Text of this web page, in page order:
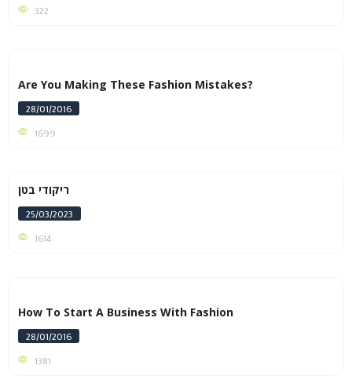
322
Are You Making These Fashion Mistakes?
28/01/2016
1699
ריקודי בטן
25/03/2023
1614
How To Start A Business With Fashion
28/01/2016
1381